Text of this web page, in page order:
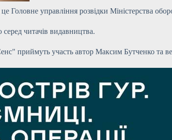
Головне управління розвідки Міністерства
читачів видавництва.
приймуть участь автор Максим Бутченко та